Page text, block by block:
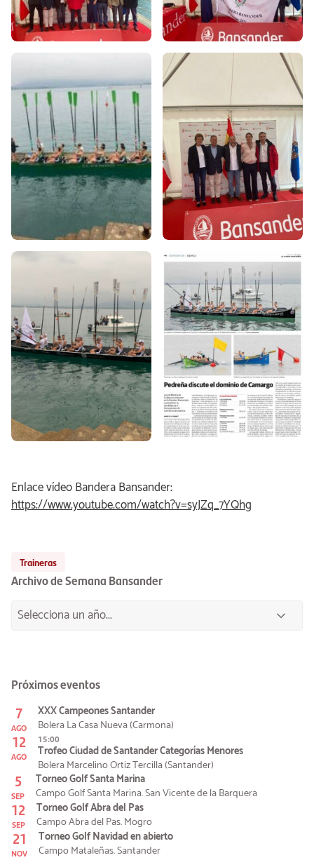
Enlace vídeo Bandera Bansander:
https://www.youtube.com/watch?v=syJZq_7YQhg
Traineras
Archivo de Semana Bansander
Próximos eventos
7
AGO
XXX Campeones Santander
Bolera La Casa Nueva (Carmona)
12
AGO
15:00
Trofeo Ciudad de Santander Categorías Menores
Bolera Marcelino Ortiz Tercilla (Santander)
5
SEP
Torneo Golf Santa Marina
Campo Golf Santa Marina. San Vicente de la Barquera
12
SEP
Torneo Golf Abra del Pas
Campo Abra del Pas. Mogro
21
NOV
Torneo Golf Navidad en abierto
Campo Mataleñas. Santander